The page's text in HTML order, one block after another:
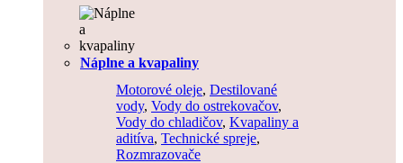
Náplne a kvapaliny
Motorové oleje, Destilované
vody, Vody do ostrekovačov,
Vody do chladičov, Kvapaliny a
aditíva, Technické spreje,
Rozmrazovače